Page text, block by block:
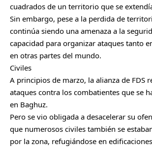
cuadrados de un territorio que se
Sin embargo, pese a la perdida de
continúa siendo una amenaza a la
capacidad para organizar ataques tanto
en otras partes del mundo.
Civiles
A principios de marzo, la alianza de FDS
ataques contra los combatientes que se
en Baghuz.
Pero se vio obligada a desacelerar su
que numerosos civiles también se
por la zona, refugiándose en